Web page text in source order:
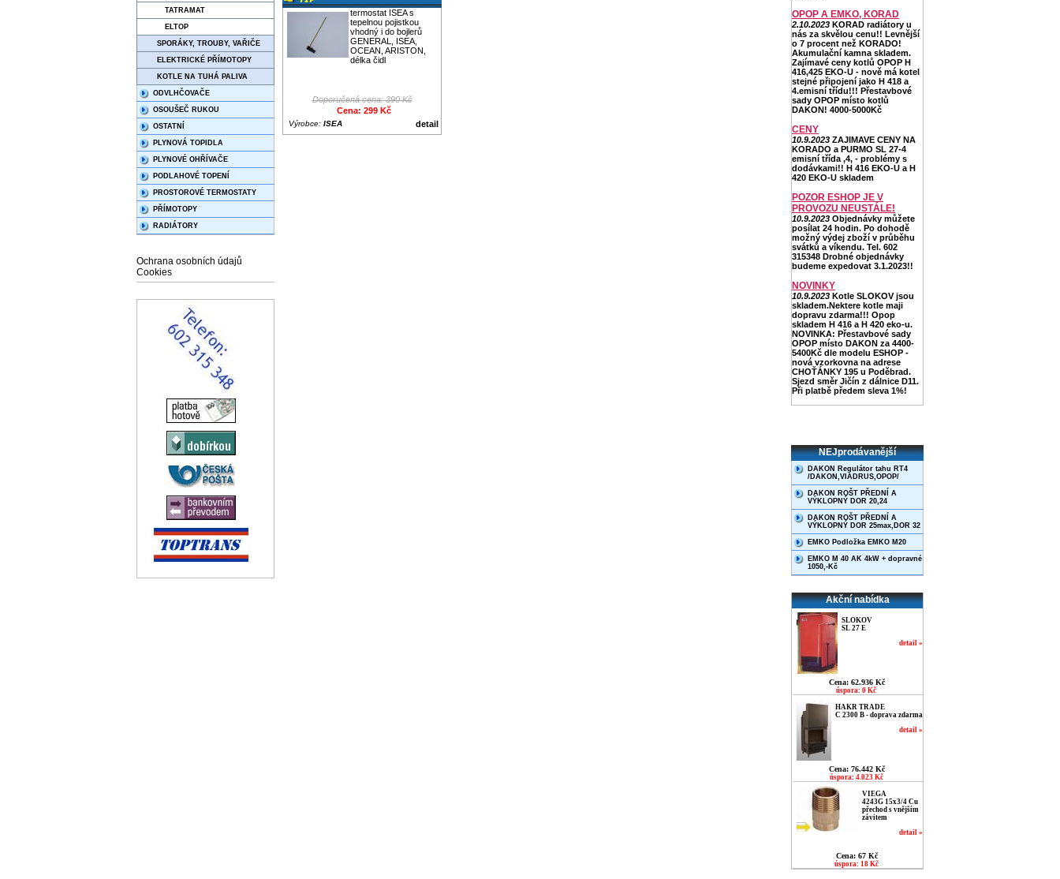
TATRAMAT
ELTOP
SPORÁKY, TROUBY, VAŘIČE
ELEKTRICKÉ PŘÍMOTOPY
KOTLE NA TUHÁ PALIVA
ODVLHČOVAČE
OSOUŠEČ RUKOU
OSTATNÍ
PLYNOVÁ TOPIDLA
PLYNOVÉ OHŘÍVAČE
PODLAHOVÉ TOPENÍ
PROSTOROVÉ TERMOSTATY
PŘÍMOTOPY
RADIÁTORY
Ochrana osobních údajů
Cookies
termostat ISEA s
tepelnou pojistkou
vhodný i do bojlerů
GENERAL, ISEA,
OCEAN, ARISTON,
délka čidl
Doporučená cena: 390 Kč
Cena: 299 Kč
detail
Výrobce: ISEA
OPOP A EMKO, KORAD
2.10.2023 KORAD radiátory u
nás za skvělou cenu!! Levnější
o 7 procent než KORADO!
Akumulační kamna skladem.
Zajímavé ceny kotlů OPOP H
416,425 EKO-U - nově má kotel
stejné připojení jako H 418 a
4.emisní třídu!!! Přestavbové
sady OPOP místo kotlů
DAKON! 4000-5000Kč
CENY
10.9.2023 ZAJIMAVE CENY NA
KORADO a PURMO SL 27-4
emisní třída ,4, - problémy s
dodávkami!! H 416 EKO-U a H
420 EKO-U skladem
POZOR ESHOP JE V
PROVOZU NEUSTÁLE!
10.9.2023 Objednávky můžete
posílat 24 hodin. Po dohodě
možný výdej zboží v průběhu
svátků a víkendu. Tel. 602
315348 Drobné objednávky
budeme expedovat 3.1.2023!!
NOVINKY
10.9.2023 Kotle SLOKOV jsou
skladem.Nektere kotle maji
dopravu zdarma!!! Opop
skladem H 416 a H 420 eko-u.
NOVINKA: Přestavbové sady
OPOP místo DAKON za 4400-
5400Kč dle modelu ESHOP -
nová vzorkovna na adrese
CHOŤÁNKY 195 u Poděbrad.
Sjezd směr Jičín z dálnice D11.
Při platbě předem sleva 1%!
NEJprodávanější
DAKON Regulátor tahu RT4
/DAKON,VIADRUS,OPOP/
DAKON ROŠT PŘEDNÍ A
VÝKLOPNÝ DOR 20,24
DAKON ROŠT PŘEDNÍ A
VÝKLOPNÝ DOR 25max,DOR 32
EMKO Podložka EMKO M20
EMKO M 40 AK 4kW + dopravné
1050,-Kč
Akční nabídka
SLOKOV
SL 27 E
detail »
Cena: 62.936 Kč
úspora: 0 Kč
HAKR TRADE
C 2300 B - doprava zdarma
detail »
Cena: 76.442 Kč
úspora: 4.023 Kč
VIEGA
4243G 15x3/4 Cu
přechod s vnějším
závitem
detail »
Cena: 67 Kč
úspora: 18 Kč